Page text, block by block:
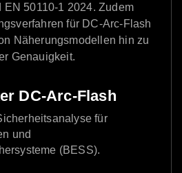
EN 50110-1 2024. Zudem
für DC-Arc-Flash
Näherungsmodellen hin zu
Genauigkeit.
DC-Arc-Flash
für
und
(BESS).